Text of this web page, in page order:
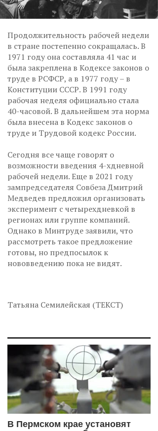
Продолжительность рабочей недели
в стране постепенно сокращалась. В
1971 году она составляла 41 час и
была закреплена в Кодексе законов о
труде в РСФСР, а в 1977 году – в
Конституции СССР. В 1991 году
рабочая неделя официально стала
40-часовой. В дальнейшем эта норма
была внесена в Кодекс законов о
труде и Трудовой кодекс России.
Сегодня все чаще говорят о
возможности введения 4-хдневной
рабочей недели. Еще в 2021 году
зампредседателя Совбеза Дмитрий
Медведев предложил организовать
эксперимент с четырехдневкой в
регионах или группе компаний.
Однако в Минтруде заявили, что
рассмотреть такое предложение
готовы, но предпосылок к
нововведению пока не видят.
Татьяна Семилейская (ТЕКСТ)
В Пермском крае установят